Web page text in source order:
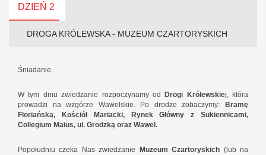
DZIEŃ 2
DROGA KRÓLEWSKA - MUZEUM CZARTORYSKICH
Śniadanie.
W tym dniu zwiedzanie rozpoczynamy od Drogi Królewskiej, która
prowadzi na wzgórze Wawelskie. Po drodze zobaczymy: Bramę
Floriańską, Kościół Mariacki, Rynek Główny z Sukiennicami,
Collegium Maius, ul. Grodzką oraz Wawel.
Popołudniu czeka Nas zwiedzanie Muzeum Czartoryskich (lub na